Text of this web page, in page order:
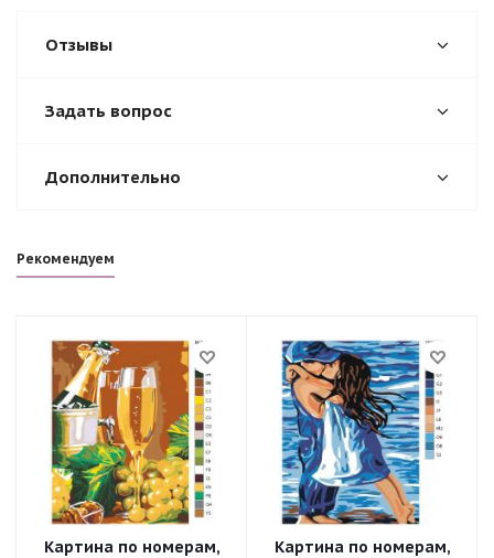
Отзывы
Задать вопрос
Дополнительно
Рекомендуем
Картина по номерам,
Картина по номерам,